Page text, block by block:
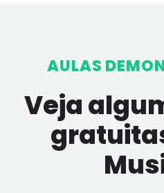
AULAS
Veja